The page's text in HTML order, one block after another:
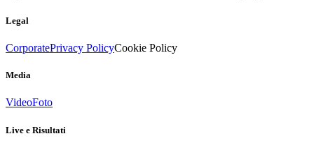
Legal
CorporatePrivacy PolicyCookie Policy
Media
VideoFoto
Live e Risultati